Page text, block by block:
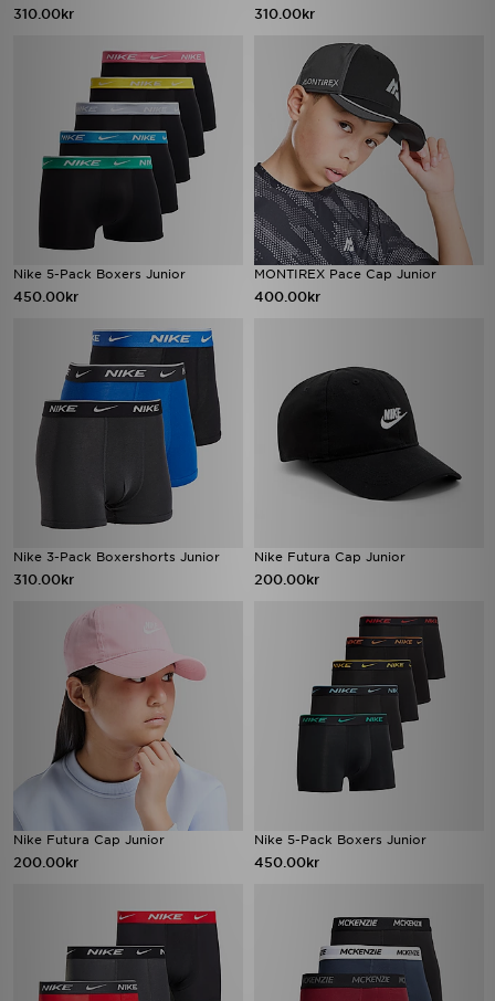
310.00kr 310.00kr
Nike 5-Pack Boxers Junior
450.00kr
MONTIREX Pace Cap Junior
400.00kr
Nike 3-Pack Boxershorts Junior
310.00kr
Nike Futura Cap Junior
200.00kr
Nike Futura Cap Junior
200.00kr
Nike 5-Pack Boxers Junior
450.00kr